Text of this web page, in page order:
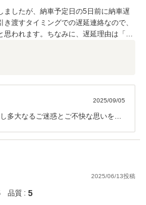
ましたが、納車予定日の5日前に納車遅
渡すタイミングでの遅延連絡なので、
われます。ちなみに、遅延理由は「整
るか確認するも、明確な回答が中々得
受けたものの、納車されてみたら100V
絡が漏れており、客であるこちらから引
する」と回答しながら、2週間以上対応
2025/09/05
多大なるご迷惑とご不快な思いをお
者引き継ぎの不手際と対応遅延な
重なり、遠方からご購入いただいた
再発防止に努めさせていただきたく
いましたら何なりとお申し付けくだ
2025/06/13投稿
品質 : 5